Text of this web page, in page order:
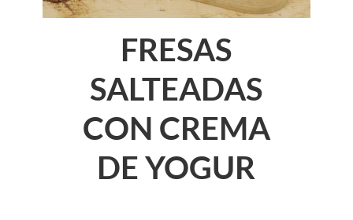
FRESAS
SALTEADAS
CON CREMA
DE YOGUR